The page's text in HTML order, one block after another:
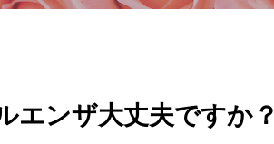
エンザ大丈夫ですか？